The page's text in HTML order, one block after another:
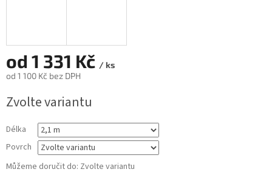
od 1 331 Kč / ks
od 1 100 Kč bez DPH
cena:
Zvolte variantu
Délka
Povrch
Můžeme doručit do: Zvolte variantu